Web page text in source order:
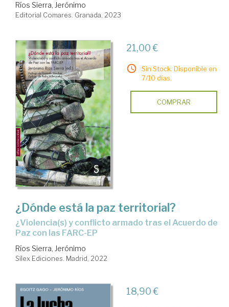
Ríos Sierra, Jerónimo
Editorial Comares. Granada, 2023
21,00 €
Sin Stock. Disponible en
7/10 días.
COMPRAR
¿Dónde está la paz territorial?
¿Violencia(s) y conflicto armado tras el Acuerdo de
Paz con las FARC-EP
Ríos Sierra, Jerónimo
Sílex Ediciones. Madrid, 2022
18,90 €